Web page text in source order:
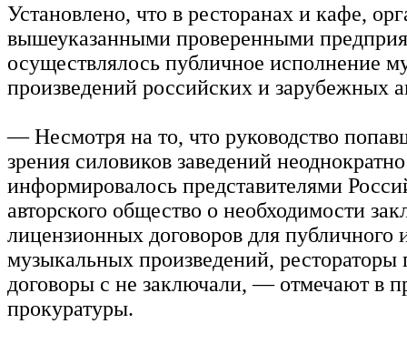
Установлено, что в ресторанах и кафе,
вышеуказанными проверенными
осуществлялось публичное исполнение
произведений российских и зарубежных
— Несмотря на то, что руководство
зрения силовиков заведений неоднократно
информировалось представителями
авторского общество о необходимости
лицензионных договоров для публичного
музыкальных произведений, рестораторы
договоры с не заключали, — отмечают в
прокуратуры.